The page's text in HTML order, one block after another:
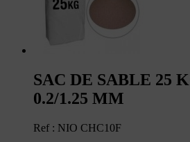
SAC DE SABLE 25
0.2/1.25 MM
Ref : NIO CHC10F